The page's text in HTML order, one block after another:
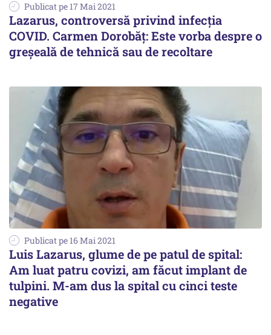
Publicat pe 17 Mai 2021
Lazarus, controversă privind infecția
COVID. Carmen Dorobăț: Este vorba despre o
greșeală de tehnică sau de recoltare
Publicat pe 16 Mai 2021
Luis Lazarus, glume de pe patul de spital:
Am luat patru covizi, am făcut implant de
tulpini. M-am dus la spital cu cinci teste
negative